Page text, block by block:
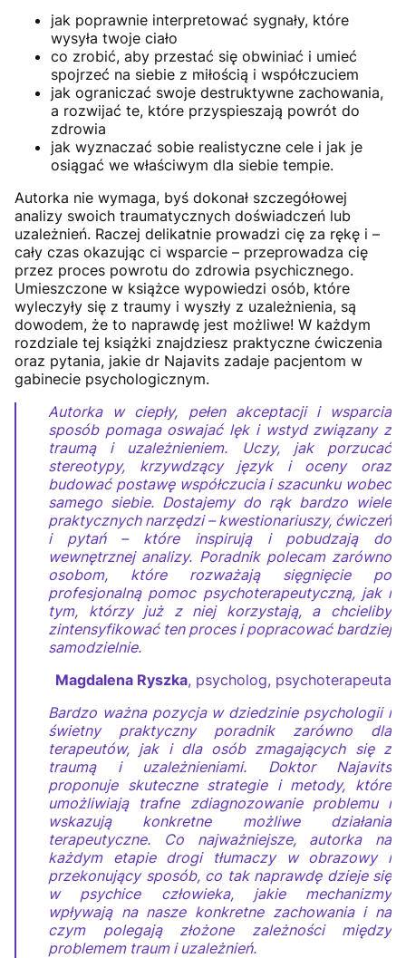
jak poprawnie interpretować sygnały, które
wysyła twoje ciało
co zrobić, aby przestać się obwiniać i umieć
spojrzeć na siebie z miłością i współczuciem
jak ograniczać swoje destruktywne zachowania,
a rozwijać te, które przyspieszają powrót do
zdrowia
jak wyznaczać sobie realistyczne cele i jak je
osiągać we właściwym dla siebie tempie.
Autorka nie wymaga, byś dokonał szczegółowej
analizy swoich traumatycznych doświadczeń lub
uzależnień. Raczej delikatnie prowadzi cię za rękę i –
cały czas okazując ci wsparcie – przeprowadza cię
przez proces powrotu do zdrowia psychicznego.
Umieszczone w książce wypowiedzi osób, które
wyleczyły się z traumy i wyszły z uzależnienia, są
dowodem, że to naprawdę jest możliwe! W każdym
rozdziale tej książki znajdziesz praktyczne ćwiczenia
oraz pytania, jakie dr Najavits zadaje pacjentom w
gabinecie psychologicznym.
Autorka w ciepły, pełen akceptacji i wsparcia
sposób pomaga oswajać lęk i wstyd związany z
traumą i uzależnieniem. Uczy, jak porzucać
stereotypy, krzywdzący język i oceny oraz
budować postawę współczucia i szacunku wobec
samego siebie. Dostajemy do rąk bardzo wiele
praktycznych narzędzi – kwestionariuszy, ćwiczeń
i pytań – które inspirują i pobudzają do
wewnętrznej analizy. Poradnik polecam zarówno
osobom, które rozważają sięgnięcie po
profesjonalną pomoc psychoterapeutyczną, jak i
tym, którzy już z niej korzystają, a chcieliby
zintensyfikować ten proces i popracować bardziej
samodzielnie.
Magdalena Ryszka, psycholog, psychoterapeuta
Bardzo ważna pozycja w dziedzinie psychologii i
świetny praktyczny poradnik zarówno dla
terapeutów, jak i dla osób zmagających się z
traumą i uzależnieniami. Doktor Najavits
proponuje skuteczne strategie i metody, które
umożliwiają trafne zdiagnozowanie problemu i
wskazują konkretne możliwe działania
terapeutyczne. Co najważniejsze, autorka na
każdym etapie drogi tłumaczy w obrazowy i
przekonujący sposób, co tak naprawdę dzieje się
w psychice człowieka, jakie mechanizmy
wpływają na nasze konkretne zachowania i na
czym polegają złożone zależności między
problemem traum i uzależnień.